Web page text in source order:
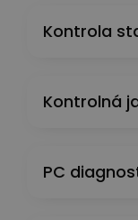
Kontrola
Kontrolná
PC